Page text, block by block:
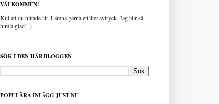
VÄLKOMMEN!
Kul att du hittade hit. Lämna gärna ett litet avtryck. Jag blir så
himla glad! :)
SÖK I DEN HÄR BLOGGEN
POPULÄRA INLÄGG JUST NU